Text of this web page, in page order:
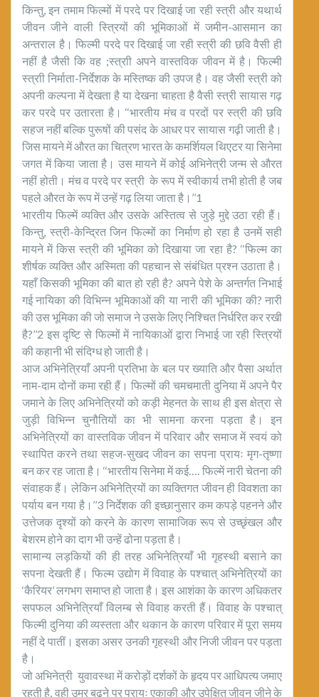
किन्तु, इन तमाम फिल्मों में परदे पर दिखाई जा रही स्त्री और यथार्थ
जीवन जीने वाली स्त्रियों की भूमिकाओं में जमीन-आसमान का
अन्तराल है। फिल्मी परदे पर दिखाई जा रही स्त्री की छवि वैसी ही
नहीं है जैसी कि वह ;स्त्राी अपने वास्तविक जीवन में है। फिल्मी
स्त्राी निर्माता-निर्देशक के मस्तिष्क की उपज है। वह जैसी स्त्री को
अपनी कल्पना में देखता है या देखना चाहता है वैसी स्त्री सायास गढ़
कर परदे पर उतारता है। ‘‘भारतीय मंच व परदों पर स्त्री की छवि
सहज नहीं बल्कि पुरूषों की पसंद के आधर पर सायास गढ़ी जाती है।
जिस मायने में औरत का चित्रण भारत के कमर्शियल थिएटर या सिनेमा
जगत में किया जाता है। उस मायने में कोई अभिनेत्री जन्म से औरत
नहीं होती। मंच व परदे पर स्त्री के रूप में स्वीकार्य तभी होती है जब
पहले औरत के रूप में उन्हें गढ़ लिया जाता है।’’1
भारतीय फिल्में व्यक्ति और उसके अस्तित्व से जुड़े मुद्दे उठा रही हैं।
किन्तु, स्त्री-केन्द्रित जिन फिल्मों का निर्माण हो रहा है उनमें सही
मायने में किस स्त्री की भूमिका को दिखाया जा रहा है? ‘‘फिल्म का
शीर्षक व्यक्ति और अस्मिता की पहचान से संबंधित प्रश्न उठाता है।
यहाँ किसकी भूमिका की बात हो रही है? अपने पेशे के अन्तर्गत निभाई
गई नायिका की विभिन्न भूमिकाओं की या नारी की भूमिका की? नारी
की उस भूमिका की जो समाज ने उसके लिए निश्चित निर्धरित कर रखी
है?’’2 इस दृष्टि से फिल्मों में नायिकाओं द्वारा निभाई जा रही स्त्रियों
की कहानी भी संदिग्ध हो जाती है।
आज अभिनेत्रियाँ अपनी प्रतिभा के बल पर ख्याति और पैसा अर्थात
नाम-दाम दोनों कमा रही हैं। फिल्मों की चमचमाती दुनिया में अपने पैर
जमाने के लिए अभिनेत्रियों को कड़ी मेहनत के साथ ही इस क्षेत्रा से
जुड़ी विभिन्न चुनौतियों का भी सामना करना पड़ता है। इन
अभिनेत्रियों का वास्तविक जीवन में परिवार और समाज में स्वयं को
स्थापित करने तथा सहज-सुखद जीवन का सपना प्रायः मृग-तृष्णा
बन कर रह जाता है। ‘‘भारतीय सिनेमा में कई…. फिल्में नारी चेतना की
संवाहक हैं। लेकिन अभिनेत्रियों का व्यक्तिगत जीवन ही विवशता का
पर्याय बन गया है।’’3 निर्देशक की इच्छानुसार कम कपड़े पहनने और
उत्तेजक दृश्यों को करने के कारण सामाजिक रूप से उच्छृंखल और
बेशरम होने का दाग भी उन्हें ढोना पड़ता है।
सामान्य लड़कियों की ही तरह अभिनेत्रियाँ भी गृहस्थी बसाने का
सपना देखती हैं। फिल्म उद्योग में विवाह के पश्चात् अभिनेत्रियों का
‘कैरियर’ लगभग समाप्त हो जाता है। इस आशंका के कारण अधिकतर
सपफल अभिनेत्रियाँ विलम्ब से विवाह करती हैं। विवाह के पश्चात्
फिल्मी दुनिया की व्यस्तता और थकान के कारण परिवार में पूरा समय
नहीं दे पातीं। इसका असर उनकी गृहस्थी और निजी जीवन पर पड़ता
है।
जो अभिनेत्री युवावस्था में करोड़ों दर्शकों के हृदय पर आधिपत्य जमाए
रहती है, वही उम्र बढ़ने पर प्रायः एकाकी और उपेक्षित जीवन जीने के